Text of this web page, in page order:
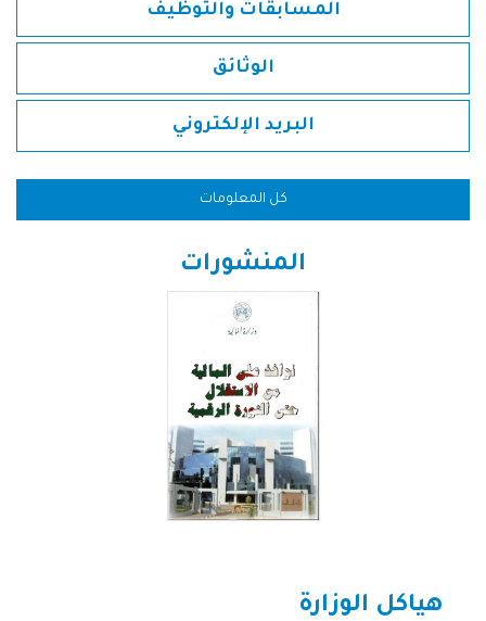
المسابقات والتوظيف
الوثائق
البريد الإلكتروني
كل المعلومات
المنشورات
هياكل الوزارة